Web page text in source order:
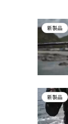
新製品
新製品